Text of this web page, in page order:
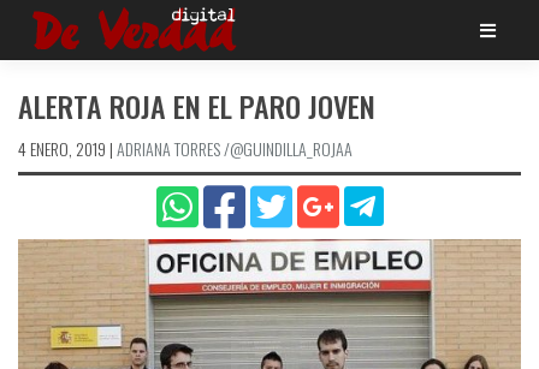
Saltar
ALERTA ROJA EN EL PARO JOVEN
4 ENERO, 2019 |ADRIANA TORRES /@GUINDILLA_ROJAA